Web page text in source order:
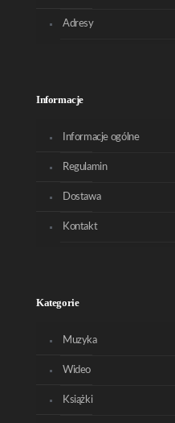
Adresy
Informacje
Informacje ogólne
Regulamin
Dostawa
Kontakt
Kategorie
Muzyka
Wideo
Książki